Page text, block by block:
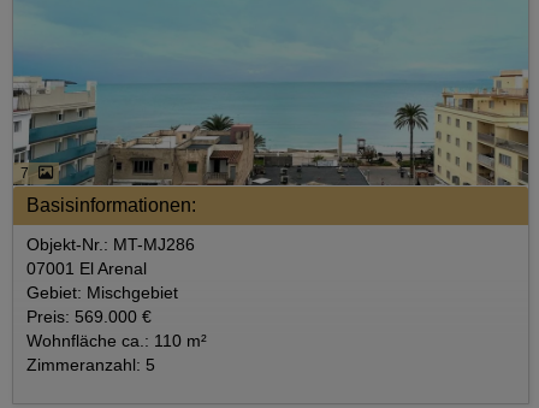
7
Basisinformationen:
Objekt-Nr.: MT-MJ286
07001 El Arenal
Gebiet: Mischgebiet
Preis: 569.000 €
Wohnfläche ca.: 110 m²
Zimmeranzahl: 5